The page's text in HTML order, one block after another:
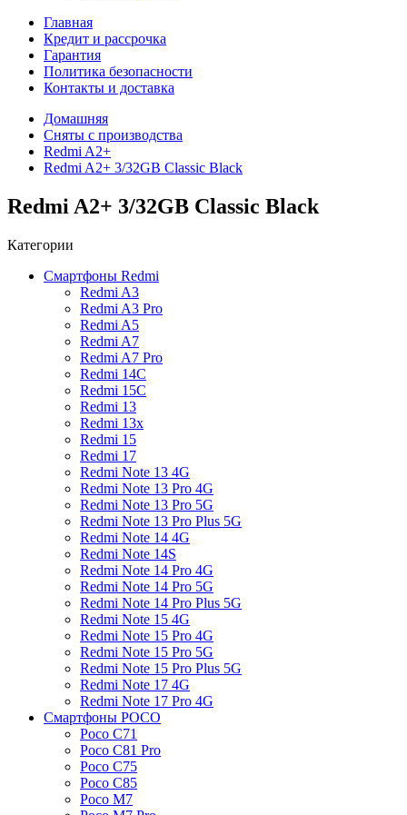
Главная
Кредит и рассрочка
Гарантия
Политика безопасности
Контакты и доставка
Домашняя
Сняты с производства
Redmi A2+
Redmi A2+ 3/32GB Classic Black
Redmi A2+ 3/32GB Classic Black
Категории
Смартфоны Redmi
Redmi A3
Redmi A3 Pro
Redmi A5
Redmi A7
Redmi A7 Pro
Redmi 14C
Redmi 15C
Redmi 13
Redmi 13x
Redmi 15
Redmi 17
Redmi Note 13 4G
Redmi Note 13 Pro 4G
Redmi Note 13 Pro 5G
Redmi Note 13 Pro Plus 5G
Redmi Note 14 4G
Redmi Note 14S
Redmi Note 14 Pro 4G
Redmi Note 14 Pro 5G
Redmi Note 14 Pro Plus 5G
Redmi Note 15 4G
Redmi Note 15 Pro 4G
Redmi Note 15 Pro 5G
Redmi Note 15 Pro Plus 5G
Redmi Note 17 4G
Redmi Note 17 Pro 4G
Смартфоны POCO
Poco C71
Poco C81 Pro
Poco C75
Poco C85
Poco M7